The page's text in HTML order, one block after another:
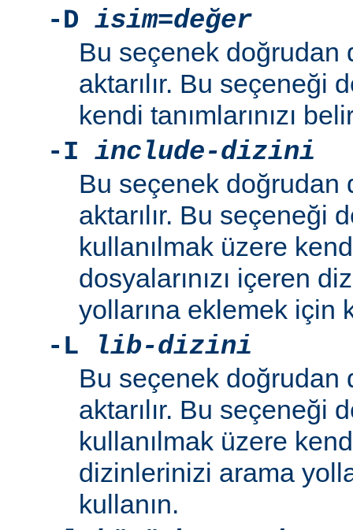
-D isim=değer
Bu seçenek doğrudan
aktarılır. Bu seçeneği
kendi tanımlarınızı
-I include-dizini
Bu seçenek doğrudan
aktarılır. Bu seçeneği
kullanılmak üzere
dosyalarınızı içeren
yollarına eklemek için
-L
lib-dizini
Bu seçenek doğrudan
aktarılır. Bu seçeneği
kullanılmak üzere
dizinlerinizi arama
kullanın.